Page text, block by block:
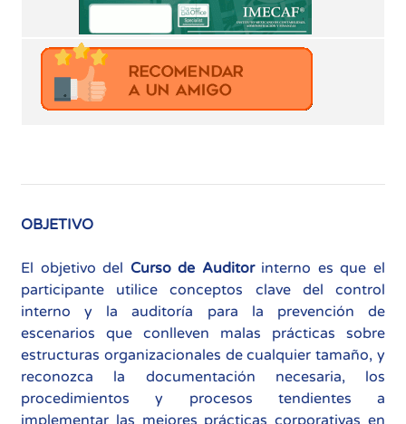
OBJETIVO
El objetivo del Curso de Auditorinterno es que el
participante utilice conceptos clave del control
interno y la auditoría para la prevención de
escenarios que conlleven malas prácticas sobre
estructuras organizacionales de cualquier tamaño, y
reconozca la documentación necesaria, los
procedimientos y procesos tendientes a
implementar las mejores prácticas corporativas en